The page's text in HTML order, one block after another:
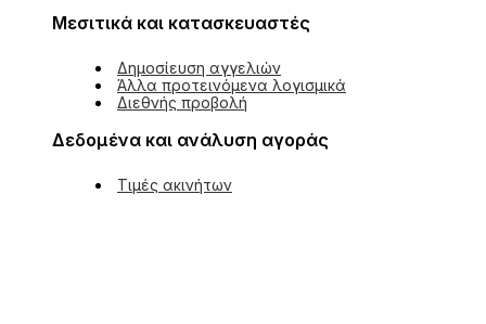
Μεσιτικά και κατασκευαστές
Δημοσίευση αγγελιών
Άλλα προτεινόμενα λογισμικά
Διεθνής προβολή
Δεδομένα και ανάλυση αγοράς
Τιμές ακινήτων